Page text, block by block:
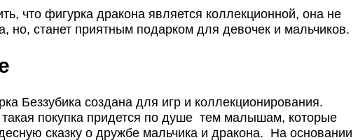
что фигурка дракона является коллекционной, она не
но, станет приятным подарком для девочек и мальчиков.
Беззубика создана для игр и коллекционирования.
покупка придется по душе тем малышам, которые
сказку о дружбе мальчика и дракона. На основании